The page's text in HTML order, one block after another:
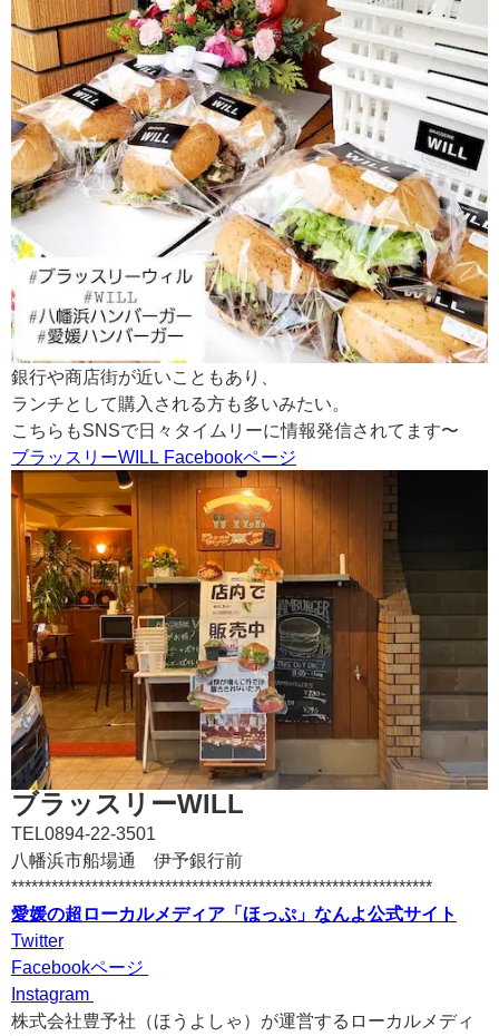
銀行や商店街が近いこともあり、
ランチとして購入される方も多いみたい。
こちらもSNSで日々タイムリーに情報発信されてます〜
ブラッスリーWILL Facebookページ
ブラッスリーWILL
TEL 0894-22-3501
八幡浜市船場通 伊予銀行前
***************************************************************
愛媛の超ローカルメディア「ほっぷ」なんよ公式サイト
Twitter
Facebookページ
Instagram
株式会社豊予社（ほうよしゃ）が運営するローカルメディ